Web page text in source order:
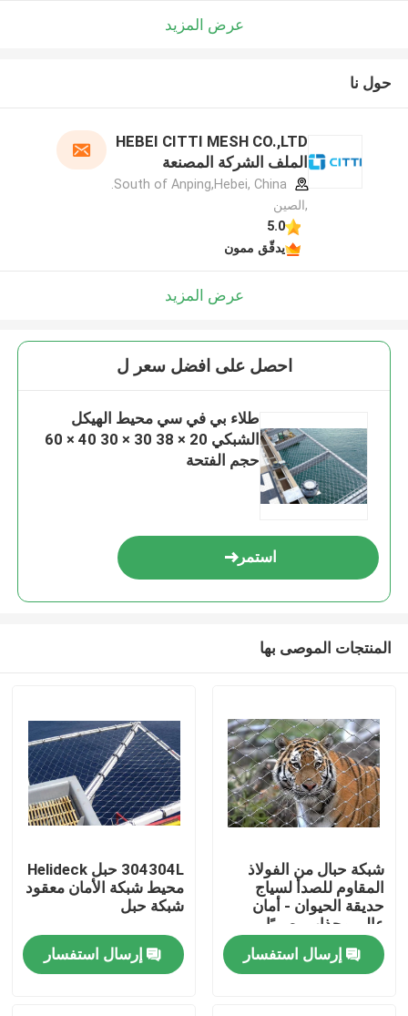
عرض المزيد
حول نا
HEBEI CITTI MESH CO.,LTD
الملف الشركة المصنعة
,الصين
5.0
يدقّق ممون
عرض المزيد
احصل على افضل سعر ل
طلاء بي في سي محيط الهيكل
الشبكي 20 × 38 30 × 30 40 × 60
حجم الفتحة
استمر
المنتجات الموصى بها
شبكة حبال من الفولاذ
المقاوم للصدأ لسياج
حديقة الحيوان - أمان
عالي وجذاب بصريًا
إرسال استفسار
304304L حبل Helideck
محيط شبكة الأمان معقود
شبكة حبل
إرسال استفسار